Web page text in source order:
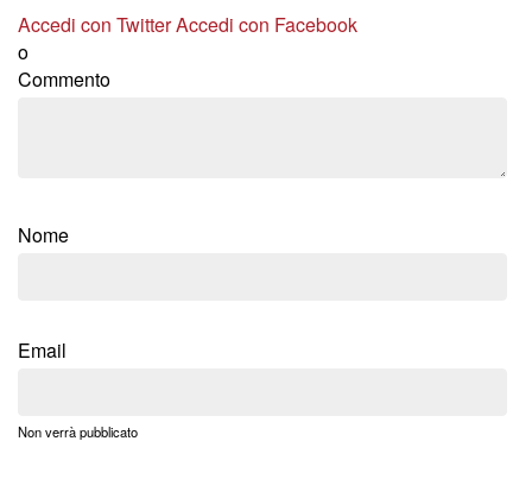
Accedi con TwitterAccedi con Facebook
o
Commento
Nome
Email
Non verrà pubblicato